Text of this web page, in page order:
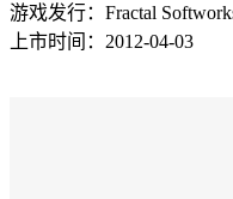
游戏发行：Fractal
上市时间：2012-04-03